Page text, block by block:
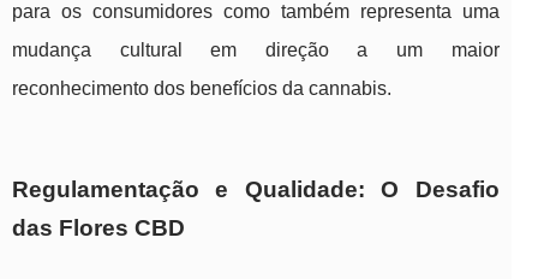
para os consumidores como também representa uma
mudança cultural em direção a um maior
reconhecimento dos benefícios da cannabis.
Regulamentação e Qualidade: O Desafio
das Flores CBD